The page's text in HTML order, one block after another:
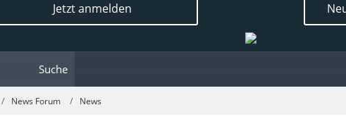
Jetzt anmelden
Suche
News Forum News